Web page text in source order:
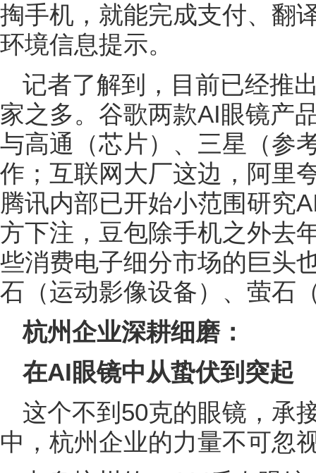
掏手机，就能完成支付、翻
环境信息提示。
记者了解到，目前已经推
家之多。谷歌两款AI眼镜产
与高通（芯片）、三星（参
作；互联网大厂这边，阿里
腾讯内部已开始小范围研究
方下注，豆包除手机之外去
些消费电子细分市场的巨头
石（运动影像设备）、萤石
杭州企业深耕细磨：
在AI眼镜中从蛰伏到突起
这个不到50克的眼镜，承
中，杭州企业的力量不可忽